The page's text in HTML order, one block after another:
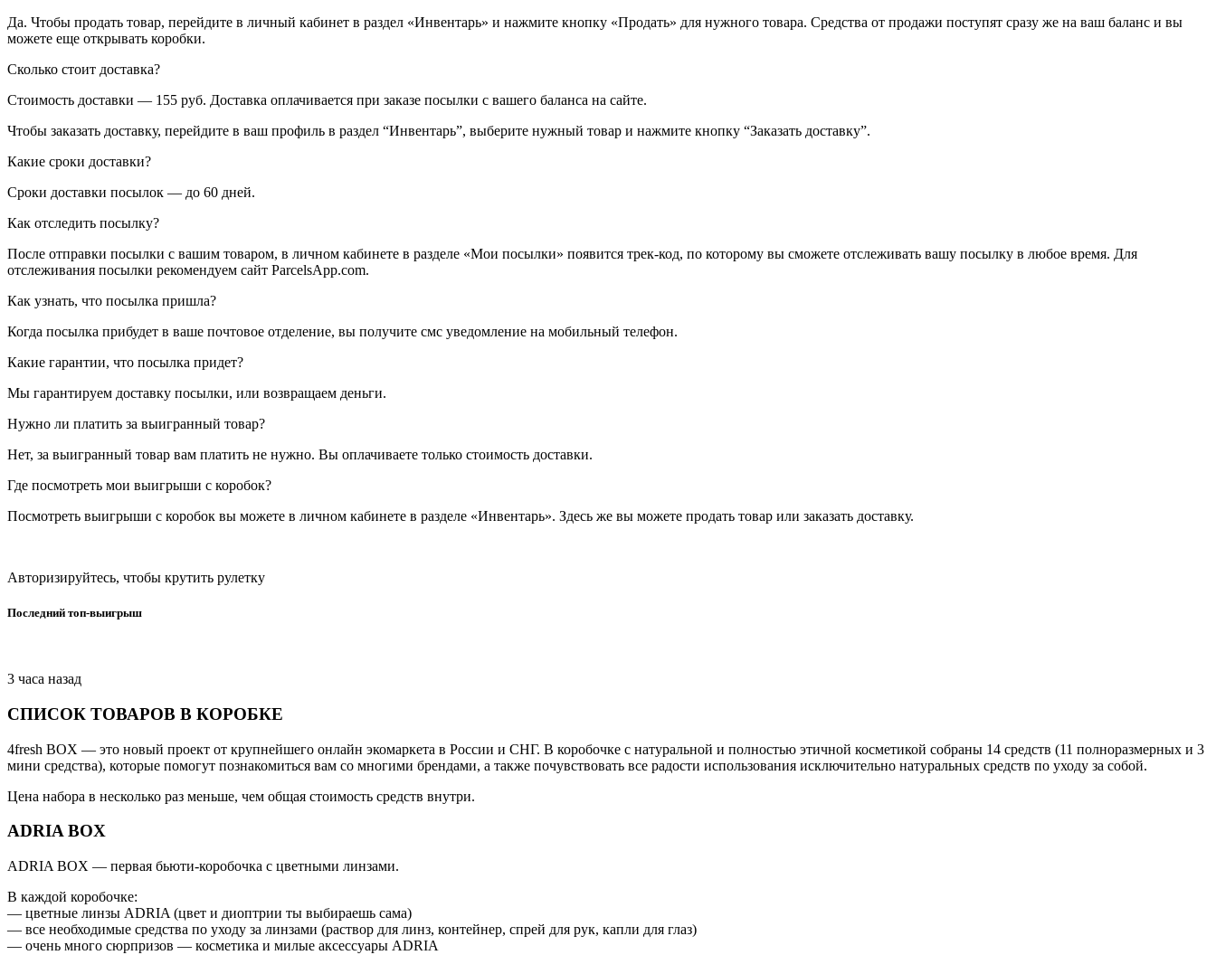
Да. Чтобы продать товар, перейдите в личный кабинет в раздел «Инвентарь» и нажмите кнопку «Продать» для нужного товара. Средства от продажи поступят сразу же на ваш баланс и вы
можете еще открывать коробки.
Сколько стоит доставка?
Стоимость доставки — 155 руб. Доставка оплачивается при заказе посылки с вашего баланса на сайте.
Чтобы заказать доставку, перейдите в ваш профиль в раздел “Инвентарь”, выберите нужный товар и нажмите кнопку “Заказать доставку”.
Какие сроки доставки?
Сроки доставки посылок — до 60 дней.
Как отследить посылку?
После отправки посылки с вашим товаром, в личном кабинете в разделе «Мои посылки» появится трек-код, по которому вы сможете отслеживать вашу посылку в любое время. Для
отслеживания посылки рекомендуем сайт ParcelsApp.com.
Как узнать, что посылка пришла?
Когда посылка прибудет в ваше почтовое отделение, вы получите смс уведомление на мобильный телефон.
Какие гарантии, что посылка придет?
Мы гарантируем доставку посылки, или возвращаем деньги.
Нужно ли платить за выигранный товар?
Нет, за выигранный товар вам платить не нужно. Вы оплачиваете только стоимость доставки.
Где посмотреть мои выигрыши с коробок?
Посмотреть выигрыши с коробок вы можете в личном кабинете в разделе «Инвентарь». Здесь же вы можете продать товар или заказать доставку.
Авторизируйтесь, чтобы крутить рулетку
Последний топ-выигрыш
3 часа назад
СПИСОК ТОВАРОВ В КОРОБКЕ
4fresh BOX — это новый проект от крупнейшего онлайн экомаркета в России и СНГ. В коробочке с натуральной и полностью этичной косметикой собраны 14 средств (11 полноразмерных и 3
мини средства), которые помогут познакомиться вам со многими брендами, а также почувствовать все радости использования исключительно натуральных средств по уходу за собой.
Цена набора в несколько раз меньше, чем общая стоимость средств внутри.
ADRIA BOX
ADRIA BOX — первая бьюти-коробочка с цветными линзами.
В каждой коробочке:
— цветные линзы ADRIA (цвет и диоптрии ты выбираешь сама)
— все необходимые средства по уходу за линзами (раствор для линз, контейнер, спрей для рук, капли для глаз)
— очень много сюрпризов — косметика и милые аксессуары ADRIA